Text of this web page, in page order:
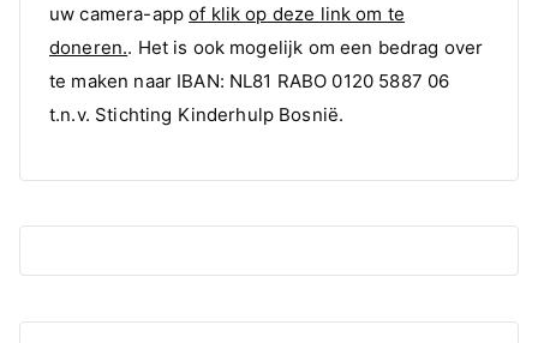
uw camera-appof klik op deze link om te
doneren.. Het is ook mogelijk om een bedrag over
te maken naar IBAN: NL81 RABO 0120 5887 06
t.n.v. Stichting Kinderhulp Bosnië.